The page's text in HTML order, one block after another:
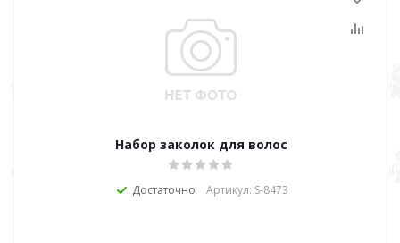
Набор заколок для волос
Достаточно Артикул: S-8473